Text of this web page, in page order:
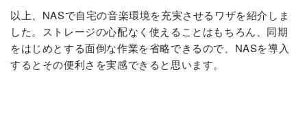
以上、NASで自宅の音楽環境を充実させるワザを紹介しま
した。ストレージの心配なく使えることはもちろん、同期
をはじめとする面倒な作業を省略できるので、NASを導入
するとその便利さを実感できると思います。